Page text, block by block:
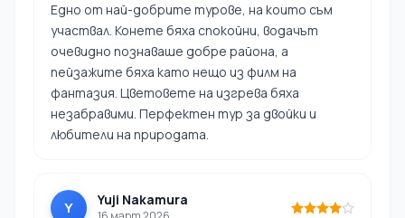
Едно от най-добрите турове, на които съм
участвал. Конете бяха спокойни, водачът
очевидно познаваше добре района, а
пейзажите бяха като нещо из филм на
фантазия. Цветовете на изгрева бяха
незабравими. Перфектен тур за двойки и
любители на природата.
Y Yuji Nakamura